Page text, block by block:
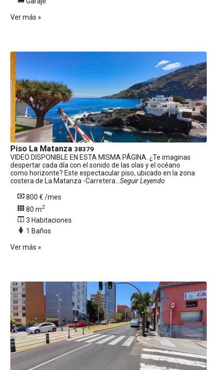
Ver más »
Piso La Matanza 38379
VIDEO DISPONIBLE EN ESTA MISMA PÁGINA. ¿Te imaginas
despertar cada día con el sonido de las olas y el océano
como horizonte? Este espectacular piso, ubicado en la zona
costera de La Matanza -Carretera...Seguir Leyendo
800 € /mes
80 m2
3 Habitaciones
1 Baños
Ver más »